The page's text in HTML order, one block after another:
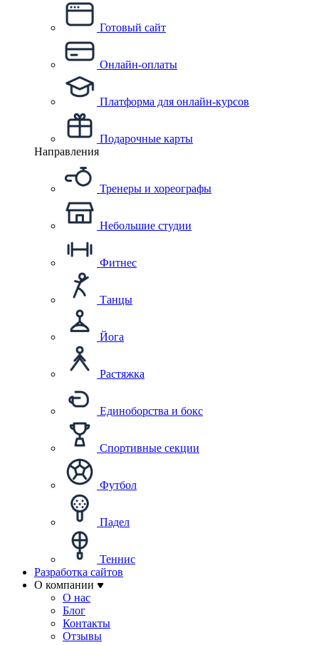
Готовый сайт
Онлайн-оплаты
Платформа для онлайн-курсов
Подарочные карты
Направления
Тренеры и хореографы
Небольшие студии
Фитнес
Танцы
Йога
Растяжка
Единоборства и бокс
Спортивные секции
Футбол
Падел
Теннис
Разработка сайтов
О компании
О нас
Блог
Контакты
Отзывы